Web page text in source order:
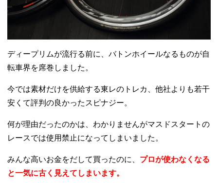
ディープリムが流行る前に、バトンホイールなるものが自
転車界を席巻しました。
今では素材だけを供給する東レのトレカ、他社よりも若干
安くて評判の良かったスピナジー。
何が理由だったのかは、わかりませんがマスドスタートの
レースでは使用禁止になってしまいました。
みんな高いお金をだして買ったのに、 プロが使わなくなる
と一気に古く見えてしまいます。